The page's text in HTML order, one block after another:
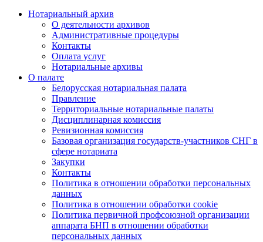
Нотариальный архив
О деятельности архивов
Административные процедуры
Контакты
Оплата услуг
Нотариальные архивы
О палате
Белорусская нотариальная палата
Правление
Территориальные нотариальные палаты
Дисциплинарная комиссия
Ревизионная комиссия
Базовая организация государств-участников СНГ в
сфере нотариата
Закупки
Контакты
Политика в отношении обработки персональных
данных
Политика в отношении обработки cookie
Политика первичной профсоюзной организации
аппарата БНП в отношении обработки
персональных данных